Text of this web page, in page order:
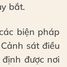
bắt.
biện pháp
sát điều
được nơi